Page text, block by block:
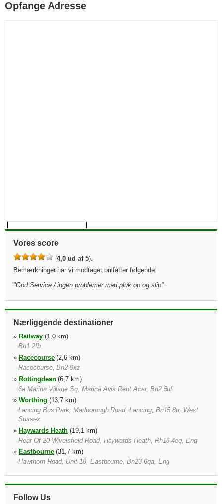
Opfange Adresse
Vores score
(4,0 ud af 5).
Bemærkninger har vi modtaget omfatter følgende:
"God Service / ingen problemer med pluk op og slip"
Nærliggende destinationer
» Railway (1,0 km)
Bn1 2fb
» Racecourse (2,6 km)
Racecourse, Bn2 9xz
» Rottingdean (6,7 km)
6a Marina Village Sq, Marina Avis Rent Acar, Bn2 5uf
» Worthing (13,7 km)
Lancing Bus Park, Marlborough Road, Lancing, Bn15 8tr, West
Sussex
» Haywards Heath (19,1 km)
Rear Of 20 Wivelsfield Road, Haywards Heath, Rh16 4eq, Eng
» Eastbourne (31,7 km)
Hawthorn Road, Unit 18, Eastbourne, Bn23 6qa, Eng
Aurora International Hotel, Crawley W Sussex, Rh10 6lw
»Lingfield Arnold Clark Car & Van Rental
Follow Us